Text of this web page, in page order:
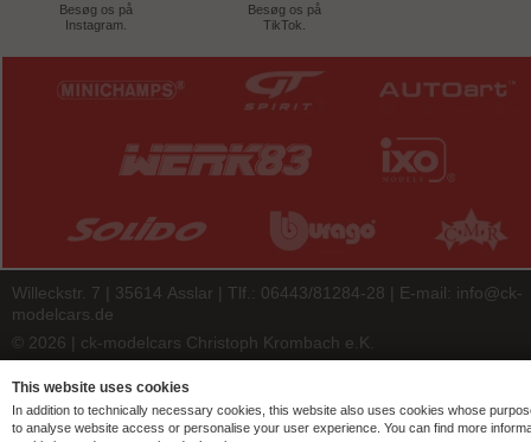
Besøg os på
Instagram.
Besøg os på
TikTok.
Willeckstr. 7 | 35614 Asslar | Tlf.: 06443/81284-28 | E-mail: info@ck-
modelcars.de
© 2026 | ck-modelcars Christoph Krombach e.K.
This website uses cookies
In addition to technically necessary cookies, this website also uses cookies whose
to analyse website access or personalise your user experience. You can find more